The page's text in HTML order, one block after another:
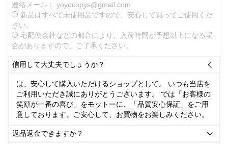
連絡メール： yoyocopys@gmail.com
新品はすべて未使用品ですので、安心して買ってご使用くだ
さい。
宅配便会社などの都合により、入荷時間が予想以上になる場
合がありますので、ご了承ください。
信用して大丈夫でしょうか？ 
は、安心して購入いただけるショップとして。 いつも当店を
ご利用いただき誠にありがとうございます。 では「お客様の
笑顔が一番の喜び」をモットーに、「品質安心保証」をご用
意しております。ご安心して、お買物をお楽しみください。
返品返金できますか？ 